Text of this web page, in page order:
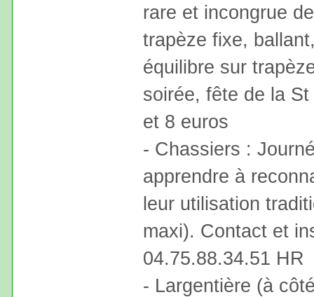
rare et incongrue
trapèze fixe,
équilibre sur
soirée, fête de la
et 8 euros
- Chassiers :
apprendre à
leur utilisation
maxi). Contact et
04.75.88.34.51 HR
- Largentière (à